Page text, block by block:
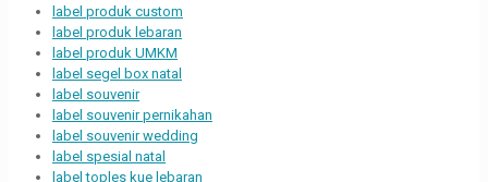
label produk custom
label produk lebaran
label produk UMKM
label segel box natal
label souvenir
label souvenir pernikahan
label souvenir wedding
label spesial natal
label toples kue lebaran